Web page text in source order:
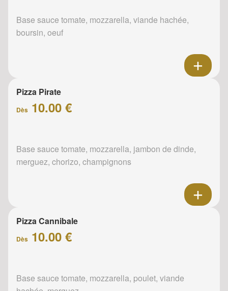
Base sauce tomate, mozzarella, viande hachée,
boursin, oeuf
Pizza Pirate
Dès 10.00 €
Base sauce tomate, mozzarella, jambon de dinde,
merguez, chorizo, champignons
Pizza Cannibale
Dès 10.00 €
Base sauce tomate, mozzarella, poulet, viande